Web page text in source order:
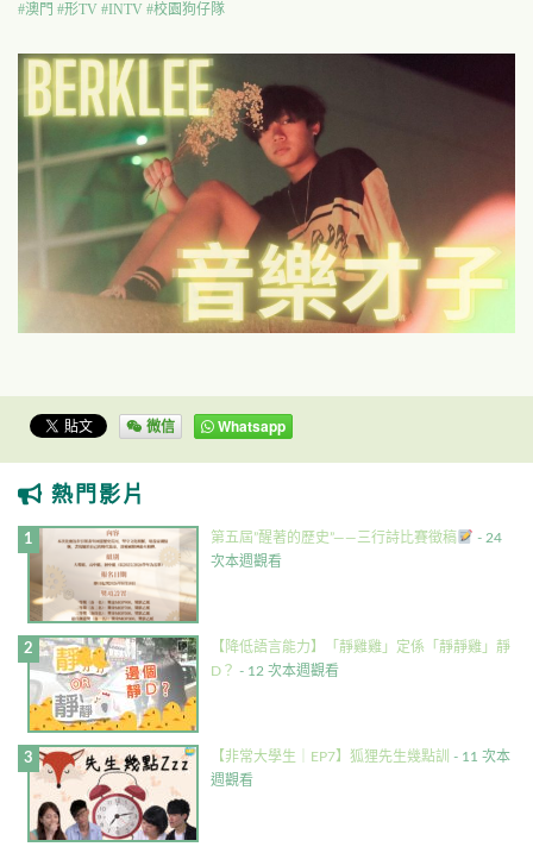
#澳門 #形TV #INTV #校園狗仔隊
微信 Whatsapp
熱門影片
第五屆”醒著的歷史”——三行詩比賽徵稿
- 24
次本週觀看
【降低語言能力】「靜雞雞」定係「靜靜雞」靜
D？ - 12 次本週觀看
【非常大學生｜EP7】狐狸先生幾點訓 - 11 次本
週觀看